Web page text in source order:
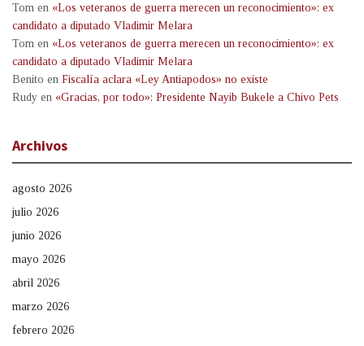
Tom en «Los veteranos de guerra merecen un reconocimiento»: ex
candidato a diputado Vladimir Melara
Tom en «Los veteranos de guerra merecen un reconocimiento»: ex
candidato a diputado Vladimir Melara
Benito en Fiscalía aclara «Ley Antiapodos» no existe
Rudy en «Gracias, por todo»: Presidente Nayib Bukele a Chivo Pets
Archivos
agosto 2026
julio 2026
junio 2026
mayo 2026
abril 2026
marzo 2026
febrero 2026